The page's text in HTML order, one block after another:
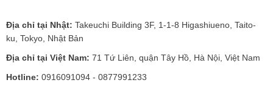
Địa chỉ tại Nhật: Takeuchi Building 3F, 1-1-8 Higashiueno, Taito-
ku, Tokyo, Nhật Bản
Địa chỉ tại Việt Nam: 71 Tứ Liên, quận Tây Hồ, Hà Nội, Việt Nam
Hotline: 0916091094 - 0877991233